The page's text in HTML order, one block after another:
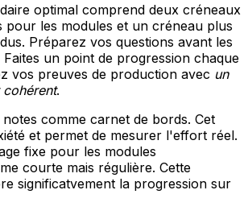
optimal comprend deux créneaux
les modules et un créneau plus
Préparez vos questions avant les
Faites un point de progression chaque
vos preuves de production avec un
.
comme carnet de bords. Cet
et permet de mesurer l'effort réel.
fixe pour les modules
courte mais régulière. Cette
significatvement la progression sur